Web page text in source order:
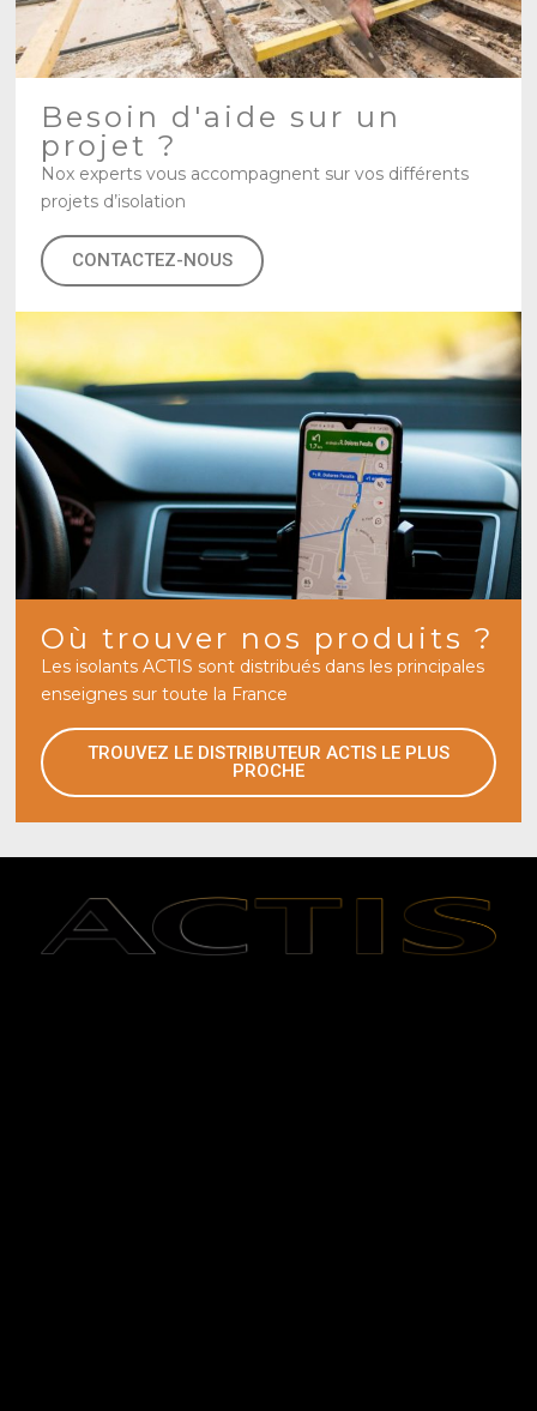
Besoin d'aide sur un
projet ?
Nox experts vous accompagnent sur vos différents
projets d’isolation
CONTACTEZ-NOUS
Où trouver nos produits ?
Les isolants ACTIS sont distribués dans les principales
enseignes sur toute la France
TROUVEZ LE DISTRIBUTEUR ACTIS LE PLUS
PROCHE